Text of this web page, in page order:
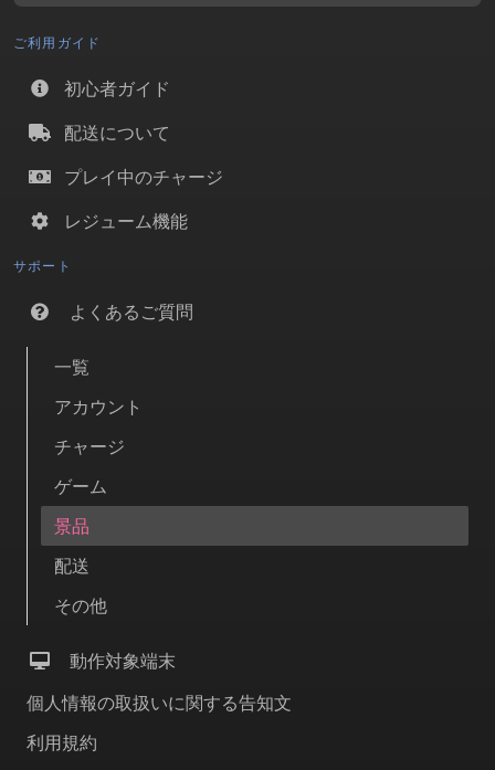
ご利用ガイド
初心者ガイド
配送について
プレイ中のチャージ
レジューム機能
サポート
よくあるご質問
一覧
アカウント
チャージ
ゲーム
景品
配送
その他
動作対象端末
個人情報の取扱いに関する告知文
利用規約